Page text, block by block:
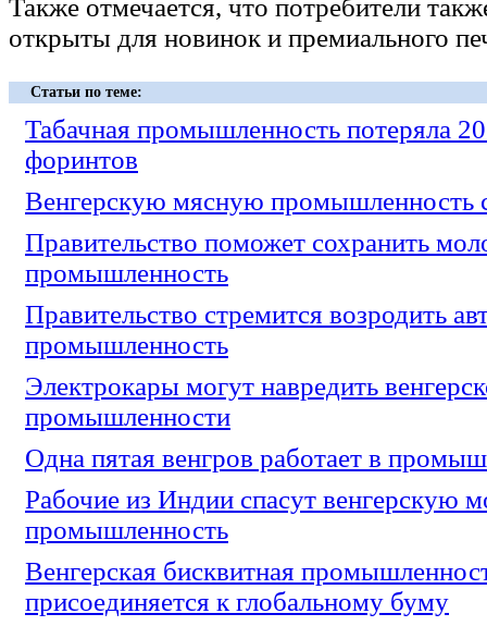
Также отмечается, что потребители
открыты для новинок и премиального
Статьи по теме:
Табачная промышленность потеряла
форинтов
Венгерскую мясную промышленность
Правительство поможет сохранить
промышленность
Правительство стремится возродить
промышленность
Электрокары могут навредить
промышленности
Одна пятая венгров работает в
Рабочие из Индии спасут венгерскую
промышленность
Венгерская бисквитная
присоединяется к глобальному буму